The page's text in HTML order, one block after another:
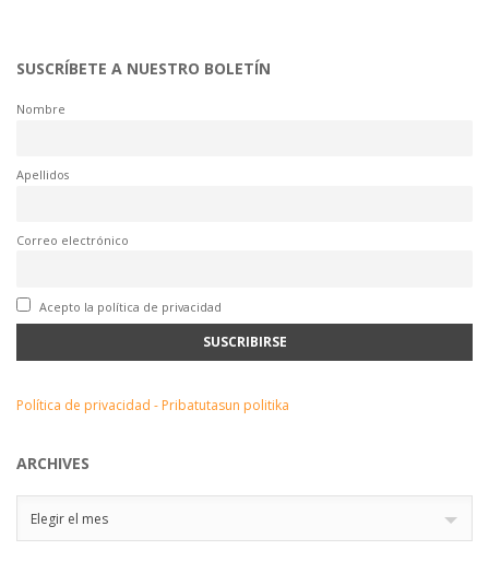
SUSCRÍBETE A NUESTRO BOLETÍN
Nombre
Apellidos
Correo electrónico
Acepto la política de privacidad
Política de privacidad - Pribatutasun politika
ARCHIVES
Elegir el mes